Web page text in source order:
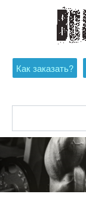
Как заказать?